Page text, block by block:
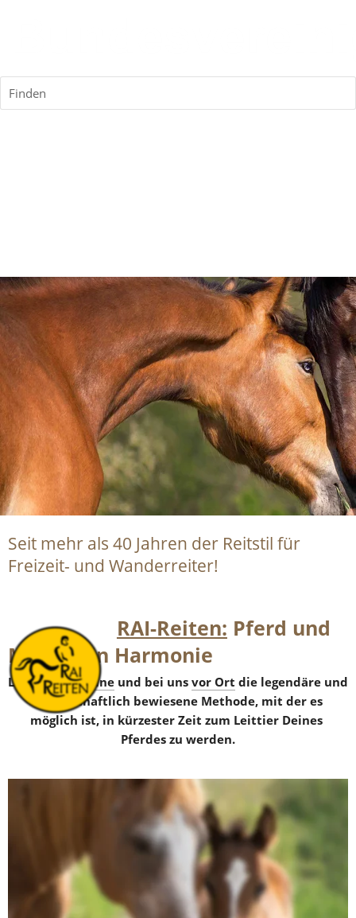
Finden
Seit mehr als 40 Jahren der Reitstil für
Freizeit- und Wanderreiter!
RAI-Reiten: Pferd und
Mensch in Harmonie
Lerne jetzt online und bei uns vor Ort die legendäre und
wissenschaftlich bewiesene Methode, mit der es
möglich ist, in kürzester Zeit zum Leittier Deines
Pferdes zu werden.
Das RAI-Reiten ist DIE gebisslose Reitmethode, bei der
Dein Pferd völlig entspannt bleibt.
Wir zeigen Dir, wie Du durch eine klare Kommunikation
Deinem Pferd Sicherheit gibst und damit die Führung
übernimmst.